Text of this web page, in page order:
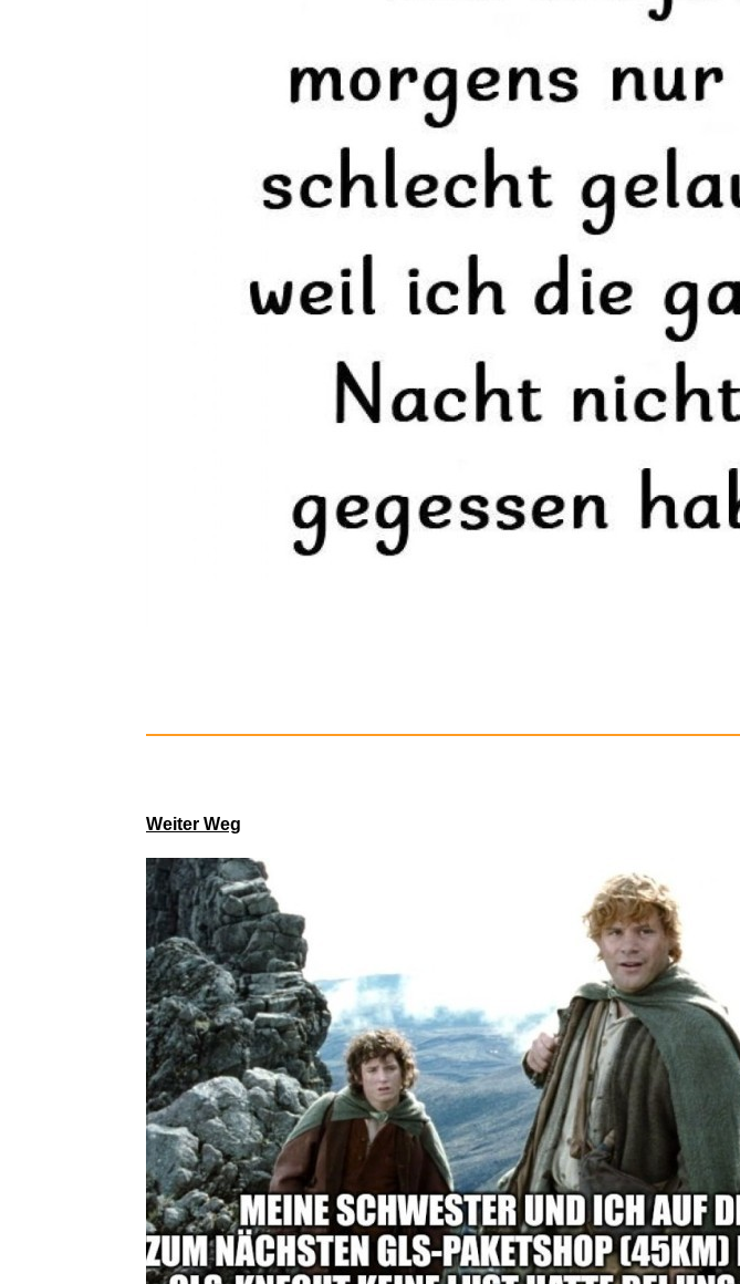
adidas Herren Swim 5 Inch
Swim...
Guide de l´art contemporain u...
Smartwatch Damen Rund,
1.32&qu...
Anzeige
2 x Duracell MN27 27A A27
8LR7...
Weiter Weg